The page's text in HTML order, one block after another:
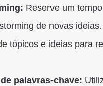
Reserve um
de novas
tópicos e ideias para
palavras-chave: